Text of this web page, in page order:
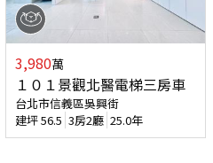
3,980萬
１０１景觀北醫電梯三房車
台北市信義區吳興街
建坪56.5 3房2廳 25.0年